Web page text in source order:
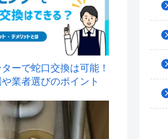
ーで蛇口交換は可能！
業者選びのポイント